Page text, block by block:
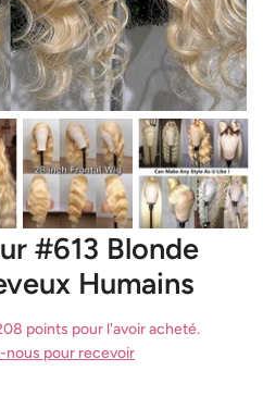
DANS LA VUE GALERIE
#613 Blonde
Humains
points pour l'avoir acheté.
nous pour recevoir